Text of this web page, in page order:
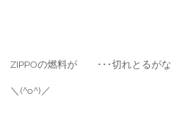
ZIPPOの燃料が ･･･切れとるがな
＼(^o^)／